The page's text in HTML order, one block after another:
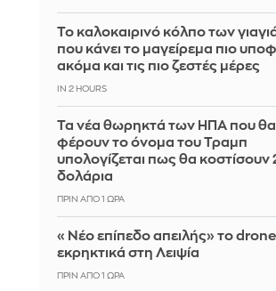
Το καλοκαιρινό κόλπο των
που κάνει το μαγείρεμα πιο
ακόμα και τις πιο ζεστές μέρες
IN 2 HOURS
Τα νέα θωρηκτά των ΗΠΑ που θα
φέρουν το όνομα του Τραμπ
υπολογίζεται πως θα κοστίσουν
δολάρια
ΠΡΙΝ ΑΠΌ 1 ΏΡΑ
«Νέο επίπεδο απειλής» το
εκρηκτικά στη Λειψία
ΠΡΙΝ ΑΠΌ 1 ΏΡΑ